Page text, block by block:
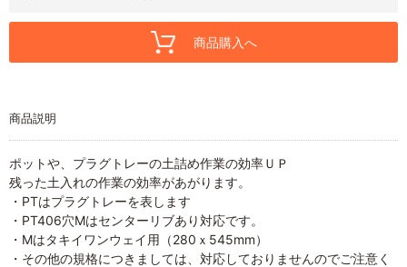
商品購入へ
商品説明
ポットや、プラグトレーの土詰め作業の効率ＵＰ
残った土入れの作業の効率があがります。
・PTはプラグトレーを表します
・PT406穴Mはセンターリブあり対応です。
・Mはタキイワンウェイ用（280ｘ545mm）
・その他の規格につきましては、対応しておりませんのでご注意く